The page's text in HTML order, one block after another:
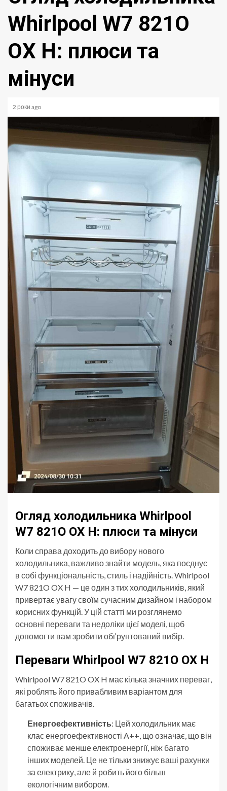
Whirlpool W7 821O
OX H: плюси та
мінуси
2 роки ago
Огляд холодильника Whirlpool
W7 821O OX H: плюси та мінуси
Коли справа доходить до вибору нового
холодильника, важливо знайти модель, яка поєднує
в собі функціональність, стиль і надійність. Whirlpool
W7 821O OX H — це один з тих холодильників, який
привертає увагу своїм сучасним дизайном і набором
корисних функцій. У цій статті ми розглянемо
основні переваги та недоліки цієї моделі, щоб
допомогти вам зробити обґрунтований вибір.
Переваги Whirlpool W7 821O OX H
Whirlpool W7 821O OX H має кілька значних переваг,
які роблять його привабливим варіантом для
багатьох споживачів.
Енергоефективність: Цей холодильник має
клас енергоефективності A++, що означає, що він
споживає менше електроенергії, ніж багато
інших моделей. Це не тільки знижує ваші рахунки
за електрику, але й робить його більш
екологічним вибором.